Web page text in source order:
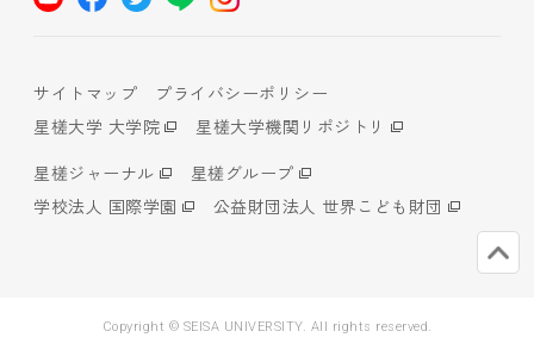
サイトマップ
プライバシーポリシー
星槎大学 大学院
星槎大学機関リポジトリ
星槎ジャーナル
星槎グループ
学校法人 国際学園
公益財団法人 世界こども財団
Copyright © SEISA UNIVERSITY. All rights reserved.